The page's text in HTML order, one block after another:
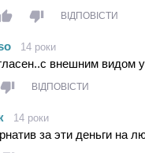
ВІДПОВІСТИ
14 роки
внешним видом
ВІДПОВІСТИ
14 роки
за эти деньги на